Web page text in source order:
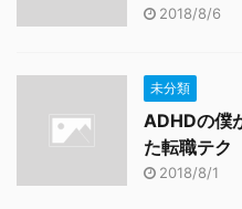
2018/8/6
未分類
ADHDの僕
た転職テク
2018/8/1